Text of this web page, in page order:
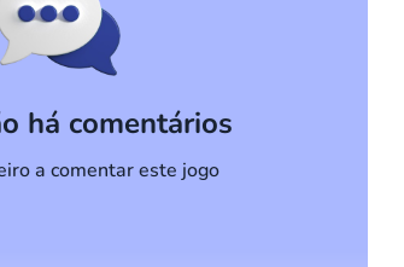
há comentários
a comentar este jogo